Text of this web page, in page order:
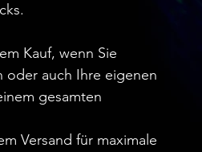
Kauf, wenn Sie
oder auch Ihre eigenen
gesamten
Versand für maximale